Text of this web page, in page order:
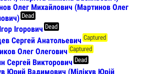
Олег Михайлович (Мартинов Олег
Dead
Ігорович Dead
Сергей Анатольевич Captured
Олег Олегович Captured
Сергей Викторович Dead
Юрий Вадимович (Мілікув Юрій